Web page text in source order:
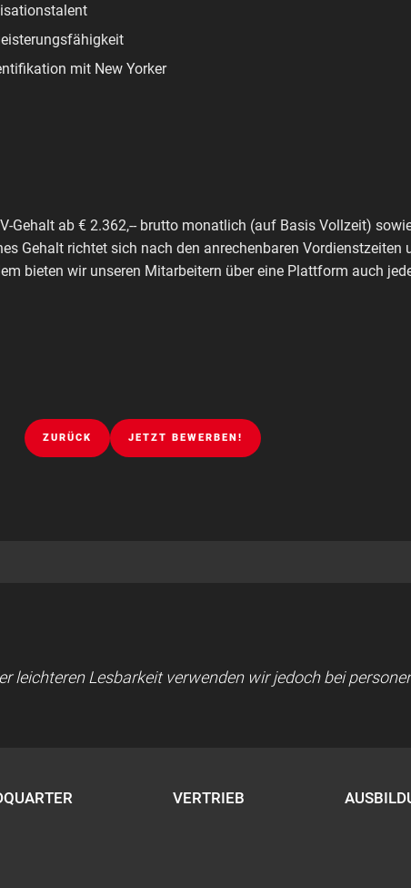
mit New Yorker
Gehalt ab € 2.362,-- brutto monatlich (auf Basis Vollzeit)
Gehalt richtet sich nach den anrechenbaren Vordienstzeiten
bieten wir unseren Mitarbeitern über eine Plattform auch
ZURÜCK JETZT BEWERBEN!
leichteren Lesbarkeit verwenden wir jedoch bei
VERTRIEB